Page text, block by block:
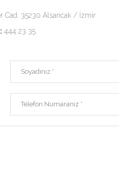
Cad. 35230 Alsancak / İzmir
444 23 35